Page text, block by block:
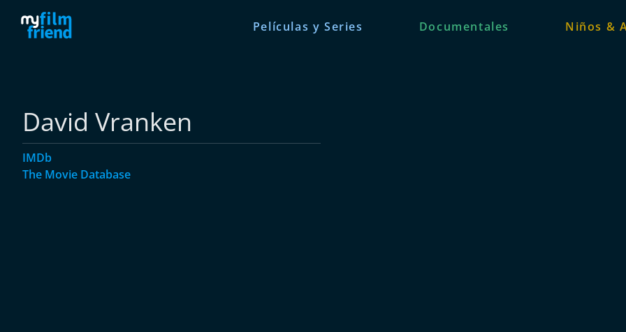
Películas y Series Documentales Niños &
David Vranken
IMDb
The Movie Database